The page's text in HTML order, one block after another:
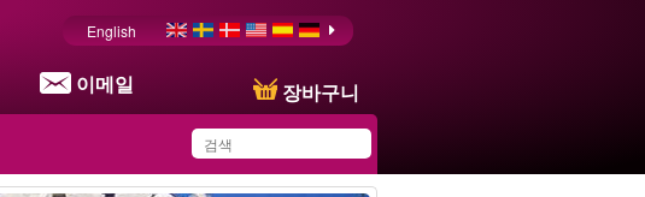
이메일 장바구니
English